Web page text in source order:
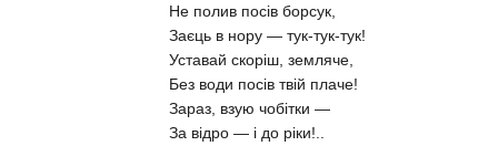
Не полив посів борсук,
Заєць в нору — тук-тук-тук!
Уставай скоріш, земляче,
Без води посів твій плаче!
Зараз, взую чобітки —
За відро — і до ріки!..